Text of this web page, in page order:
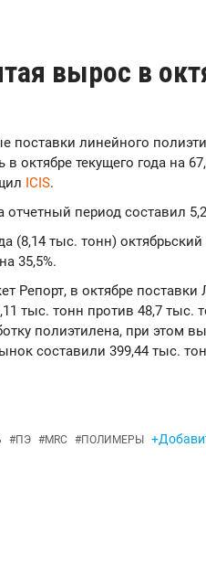
вырос в
поставки линейного
октябре текущего года на
ICIS.
период составил
(8,14 тыс. тонн)
35,5%.
Репорт, в октябре
тыс. тонн против 48,7 тыс.
полиэтилена, при этом
составили 399,44 тыс.
#ПЭ #MRC #ПОЛИМЕРЫ